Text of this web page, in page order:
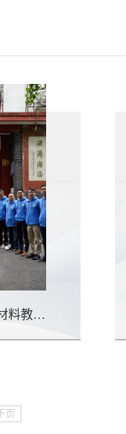
环境友好高分子材料教师团队
下页